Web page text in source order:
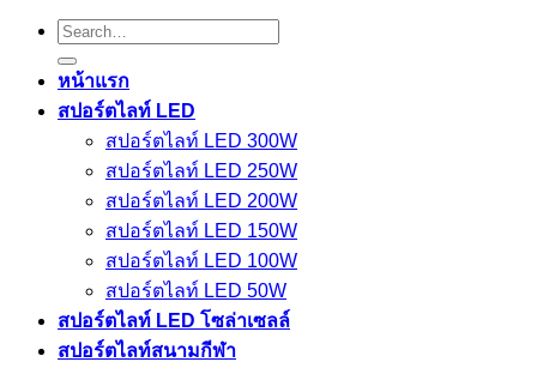
Search
for:
หน้าแรก
สปอร์ตไลท์ LED
สปอร์ตไลท์ LED 300W
สปอร์ตไลท์ LED 250W
สปอร์ตไลท์ LED 200W
สปอร์ตไลท์ LED 150W
สปอร์ตไลท์ LED 100W
สปอร์ตไลท์ LED 50W
สปอร์ตไลท์ LED โซล่าเซลล์
สปอร์ตไลท์สนามกีฬา